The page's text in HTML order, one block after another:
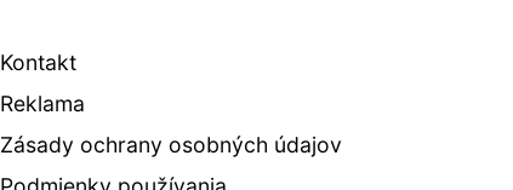
Kontakt
Reklama
Zásady ochrany osobných údajov